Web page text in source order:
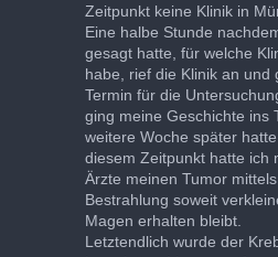
Zeitpunkt keine Klinik in
Eine halbe Stunde
gesagt hatte, für welche
habe, rief die Klinik an und
Termin für die
ging meine Geschichte ins
weitere Woche später
diesem Zeitpunkt hatte ich
Ärzte meinen Tumor
Bestrahlung soweit
Magen erhalten bleibt.
Letztendlich wurde der